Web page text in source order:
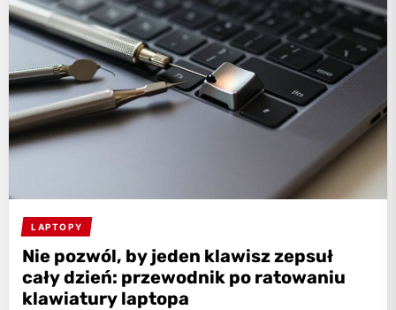
LAPTOPY
Nie pozwól, by jeden klawisz zepsuł
cały dzień: przewodnik po ratowaniu
klawiatury laptopa